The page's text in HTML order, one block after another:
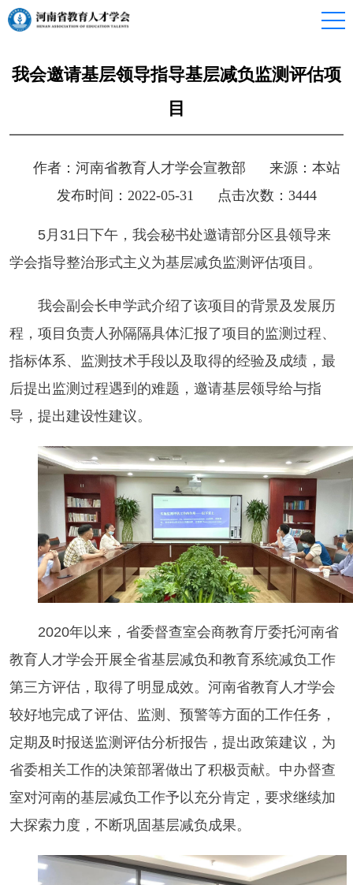
我会邀请基层领导指导基层减负监测评估项
目
作者：河南省教育人才学会宣教部
来源：本站
发布时间：2022-05-31
点击次数： 3444
5月31日下午，我会秘书处邀请部分区县领导来
学会指导整治形式主义为基层减负监测评估项目。
我会副会长申学武介绍了该项目的背景及发展历
程，项目负责人孙隔隔具体汇报了项目的监测过程、
指标体系、监测技术手段以及取得的经验及成绩，最
后提出监测过程遇到的难题，邀请基层领导给与指
导，提出建设性建议。
2020年以来，省委督查室会商教育厅委托河南省
教育人才学会开展全省基层减负和教育系统减负工作
第三方评估，取得了明显成效。河南省教育人才学会
较好地完成了评估、监测、预警等方面的工作任务，
定期及时报送监测评估分析报告，提出政策建议，为
省委相关工作的决策部署做出了积极贡献。中办督查
室对河南的基层减负工作予以充分肯定，要求继续加
大探索力度，不断巩固基层减负成果。